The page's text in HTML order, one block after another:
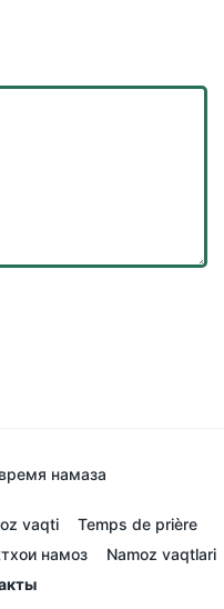
намаза
vaqti
Temps de prière
намоз
Namoz vaqtlari